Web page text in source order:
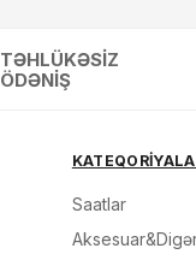
TƏHLÜKƏSIZ
ÖDƏNIŞ
Saatlar